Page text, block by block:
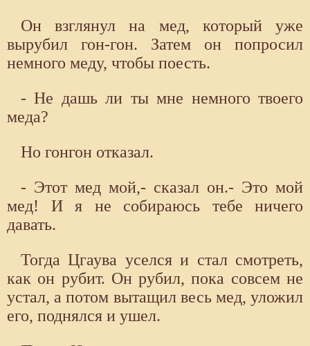
Он взглянул на мед, который уже
вырубил гон-гон. Затем он попросил
немного меду, чтобы поесть.
- Не дашь ли ты мне немного твоего
меда?
Но гонгон отказал.
- Этот мед мой,- сказал он.- Это мой
мед! И я не собираюсь тебе ничего
давать.
Тогда Цгаува уселся и стал смотреть,
как он рубит. Он рубил, пока совсем не
устал, а потом вытащил весь мед, уложил
его, поднялся и ушел.